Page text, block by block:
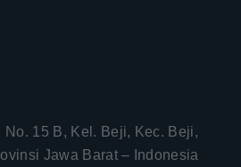
15 B, Kel. Beji, Kec. Beji,
Jawa Barat – Indonesia